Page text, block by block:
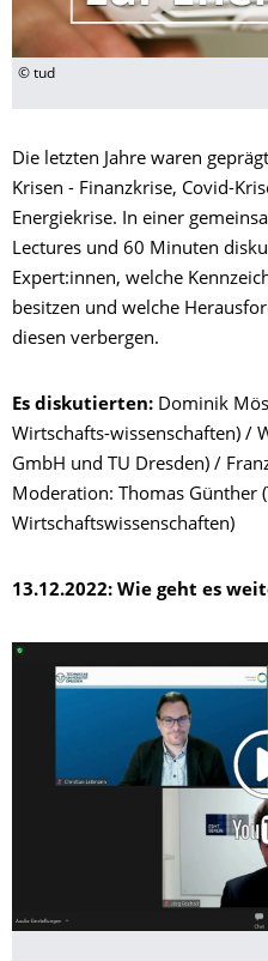
© tud
Die letzten Jahre waren
Krisen - Finanzkrise, Covid-
Energiekrise. In einer
Lectures und 60 Minuten
Expert:innen, welche
besitzen und welche
diesen verbergen.
Es diskutierten: Dominik
Wirtschafts-wissenschaften) /
GmbH und TU Dresden) /
Moderation: Thomas Günther
Wirtschaftswissenschaften)
13.12.2022: Wie geht es